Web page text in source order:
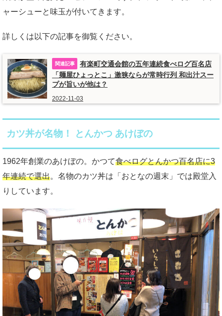
ャーシューと味玉が付いてきます。
詳しくは以下の記事を御覧ください。
有楽町交通会館の五年連続食べログ百名店
「麺屋ひょっとこ」激狭ならが常時行列 和出汁スー
プが旨いが他は？
2022-11-03
カツ丼が名物！ とんかつ あけぼの
1962年創業のあけぼの。かつて食べログとんかつ百名店に3
年連続で選出。名物のカツ丼は「おとなの週末」では殿堂入
りしています。